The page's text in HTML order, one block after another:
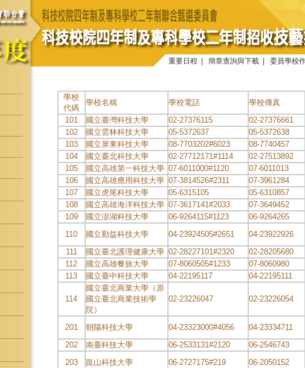
重要日程 簡章查詢與下載 委員學校
學校
代碼
學校名稱 學校電話 學校傳真
101
國立臺灣科技大學 02-27376115 02-27376661
102
國立雲林科技大學 05-5372637 05-5372638
103
國立屏東科技大學 08-7703202#6023 08-7740457
104
國立臺北科技大學 02-27712171#1114 02-27513892
105
國立高雄第一科技大學 07-6011000#1120 07-6011013
106
國立高雄應用科技大學 07-3814526#2311 07-3961284
107
國立虎尾科技大學 05-6315105 05-6310857
108
國立高雄海洋科技大學 07-3617141#2033 07-3649452
109
國立澎湖科技大學 06-9264115#1123 06-9264265
110
國立勤益科技大學 04-23924505#2651 04-23922926
111
國立臺北護理健康大學 02-28227101#2320 02-28205680
112
國立高雄餐旅大學 07-8060505#1233 07-8060980
113
國立臺中科技大學 04-22195117 04-22195111
114
國立臺北商業大學（原
國立臺北商業技術學
院）
02-23226047 02-23226054
201 朝陽科技大學 04-23323000#4056 04-23334711
202
南臺科技大學 06-2533131#2120 06-2546743
203
崑山科技大學 06-2727175#219 06-2050152